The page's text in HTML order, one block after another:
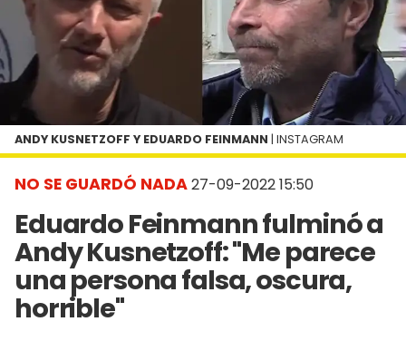
NO SE GUARDÓ NADA27-09-2022 15:50
Eduardo Feinmann fulminó a
Andy Kusnetzoff: "Me parece
una persona falsa, oscura,
horrible"
ANDY KUSNETZOFF Y EDUARDO FEINMANN | INSTAGRAM